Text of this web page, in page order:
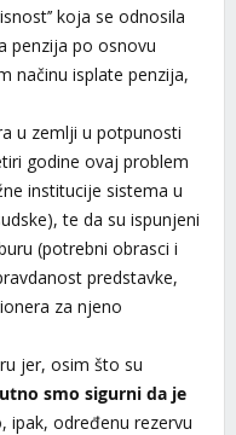
koja se odnosila
penzija po osnovu
načinu isplate penzija,
u zemlji u potpunosti
godine ovaj problem
institucije sistema u
te da su ispunjeni
(potrebni obrasci i
predstavke,
za njeno
jer, osim što su
smo sigurni da je
ipak, određenu rezervu